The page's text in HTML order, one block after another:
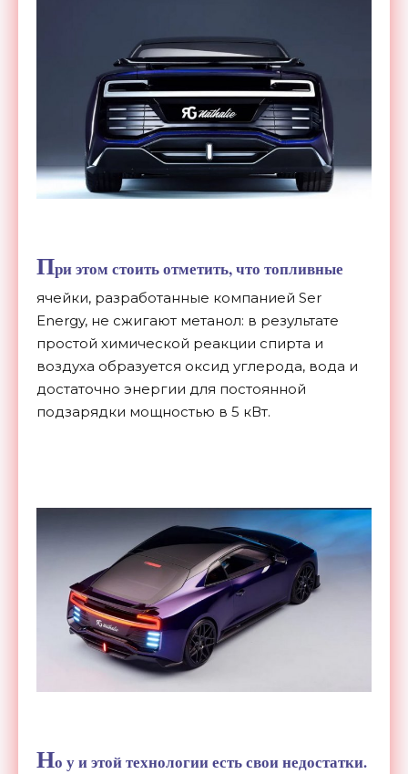
При этом стоить отметить, что топливные
ячейки, разработанные компанией Ser
Energy, не сжигают метанол: в результате
простой химической реакции спирта и
воздуха образуется оксид углерода, вода и
достаточно энергии для постоянной
подзарядки мощностью в 5 кВт.
Но у и этой технологии есть свои недостатки.